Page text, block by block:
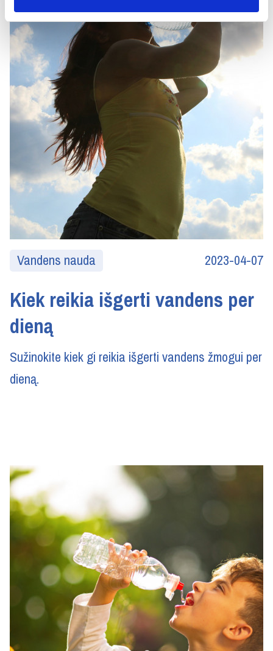
Vandens nauda 2023-04-07
Kiek reikia išgerti vandens per
dieną
Sužinokite kiek gi reikia išgerti vandens žmogui per
dieną.